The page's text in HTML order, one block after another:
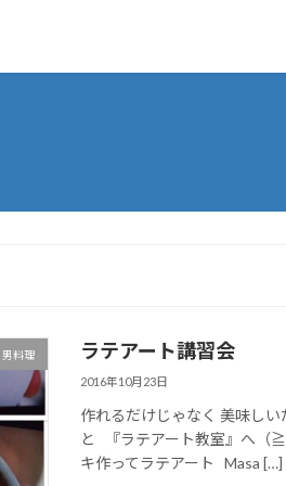
男料理 ラテアート講習会
2016年10月23日
作れるだけじゃなく 美味し
と 『ラテアート教室』へ
キ作ってラテアート Masa […]